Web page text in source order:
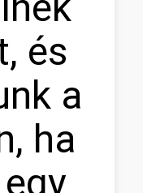
és
a
ha